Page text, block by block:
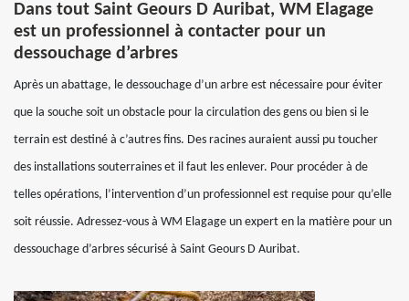
Dans tout Saint Geours D Auribat, WM Elagage
est un professionnel à contacter pour un
dessouchage d’arbres
Après un abattage, le dessouchage d’un arbre est nécessaire pour éviter
que la souche soit un obstacle pour la circulation des gens ou bien si le
terrain est destiné à c’autres fins. Des racines auraient aussi pu toucher
des installations souterraines et il faut les enlever. Pour procéder à de
telles opérations, l’intervention d’un professionnel est requise pour qu’elle
soit réussie. Adressez-vous à WM Elagage un expert en la matière pour un
dessouchage d’arbres sécurisé à Saint Geours D Auribat.